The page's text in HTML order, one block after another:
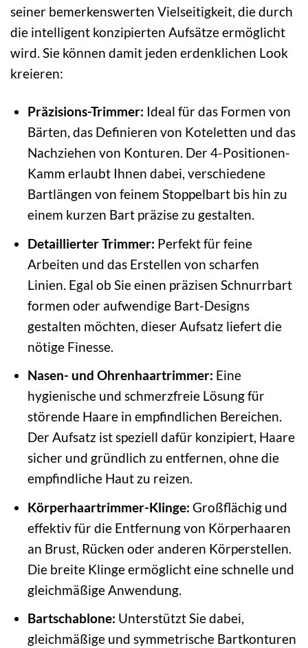
seiner bemerkenswerten Vielseitigkeit, die durch
die intelligent konzipierten Aufsätze ermöglicht
wird. Sie können damit jeden erdenklichen Look
kreieren:
Präzisions-Trimmer: Ideal für das Formen von
Bärten, das Definieren von Koteletten und das
Nachziehen von Konturen. Der 4-Positionen-
Kamm erlaubt Ihnen dabei, verschiedene
Bartlängen von feinem Stoppelbart bis hin zu
einem kurzen Bart präzise zu gestalten.
Detaillierter Trimmer: Perfekt für feine
Arbeiten und das Erstellen von scharfen
Linien. Egal ob Sie einen präzisen Schnurrbart
formen oder aufwendige Bart-Designs
gestalten möchten, dieser Aufsatz liefert die
nötige Finesse.
Nasen- und Ohrenhaartrimmer: Eine
hygienische und schmerzfreie Lösung für
störende Haare in empfindlichen Bereichen.
Der Aufsatz ist speziell dafür konzipiert, Haare
sicher und gründlich zu entfernen, ohne die
empfindliche Haut zu reizen.
Körperhaartrimmer-Klinge: Großflächig und
effektiv für die Entfernung von Körperhaaren
an Brust, Rücken oder anderen Körperstellen.
Die breite Klinge ermöglicht eine schnelle und
gleichmäßige Anwendung.
Bartschablone: Unterstützt Sie dabei,
gleichmäßige und symmetrische Bartkonturen